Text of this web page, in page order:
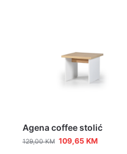
Agena coffee stolić
129,00KM 109,65KM